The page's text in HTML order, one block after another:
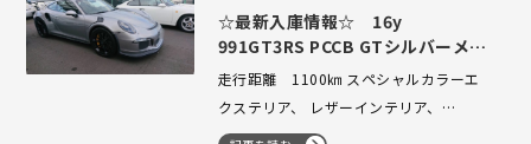
☆最新入庫情報☆ 16y
991GT3RS PCCB GTシルバーメタ
リック
走行距離 1100㎞ スペシャルカラーエ
クステリア、 レザーインテリア、
PCCB、LEDヘッドライト、フロントリフ